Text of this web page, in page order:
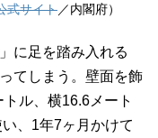
式サイト／内閣府）
に足を踏み入れる
てしまう。壁面を飾
ル、横16.6メート
、1年7ヶ月かけて